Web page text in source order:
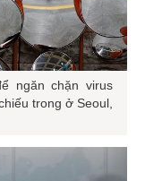
ngăn chặn virus
trong ở Seoul,